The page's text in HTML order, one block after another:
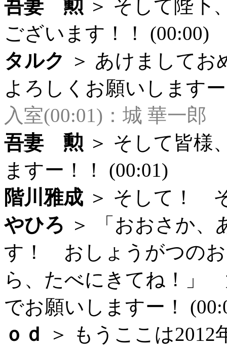
吾妻 勲 ＞ そして陛下
ございます！！ (00:00)
タルク
＞ あけまして
よろしくお願いします
入室(00:01)：城 華一郎
吾妻 勲 ＞ そして皆様
ますー！！ (00:01)
階川雅成 ＞ そして！
やひろ ＞ 「おおさか
す！ おしょうがつの
ら、たべにきてね！」
でお願いしますー！
ｏｄ
＞ もうここは